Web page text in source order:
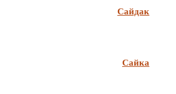
Сайдак
Сайка